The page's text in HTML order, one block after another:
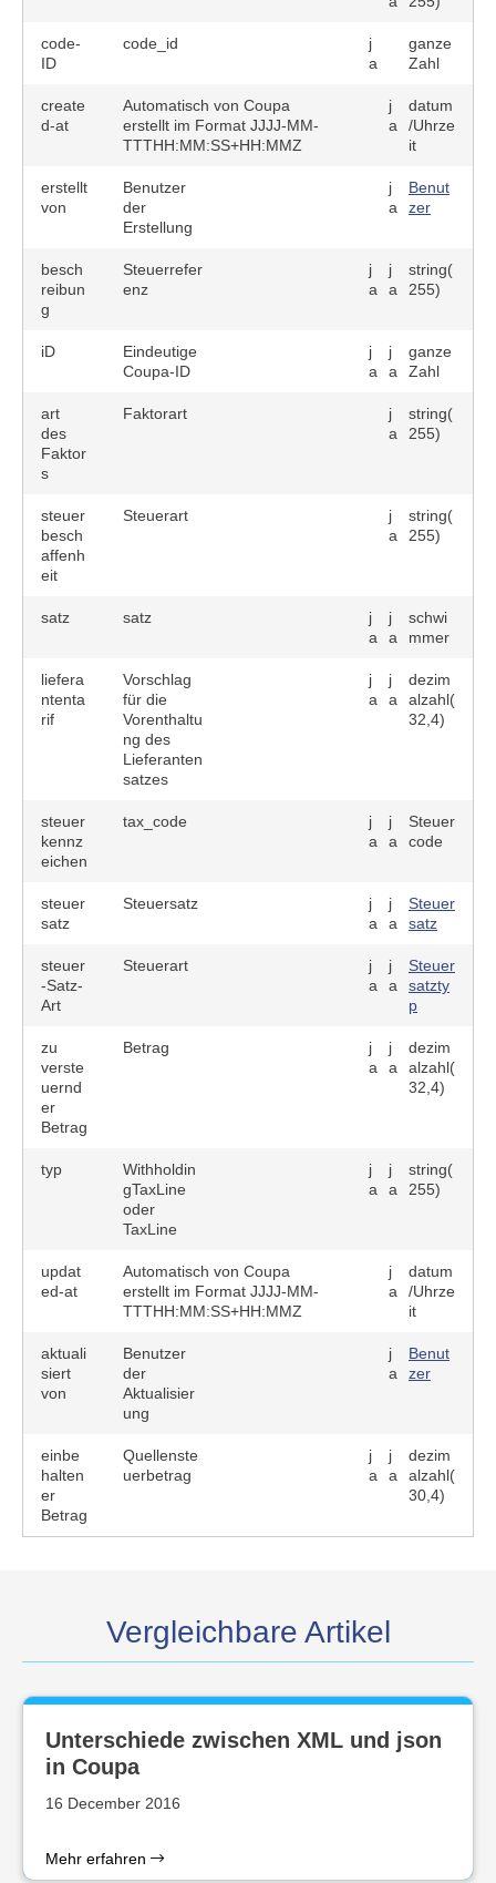
code-
ID
code_id
j
a
ganze
Zahl
create
d-at
Automatisch von Coupa
erstellt im Format JJJJ-MM-
TTTHH:MM:SS+HH:MMZ
j
a
datum
/Uhrze
it
erstellt
von
Benutzer
der
Erstellung
j
a
Benut
zer
besch
reibun
g
Steuerrefer
enz
j
a
j
a
string(
255)
iD
Eindeutige
Coupa-ID
j
a
j
a
ganze
Zahl
art
des
Faktor
s
Faktorart
j
a
string(
255)
steuer
besch
affenh
eit
Steuerart
j
a
string(
255)
satz satz
j
a
j
a
schwi
mmer
liefera
ntenta
rif
Vorschlag
für die
Vorenthaltu
ng des
Lieferanten
satzes
j
a
j
a
dezim
alzahl(
32,4)
steuer
kennz
eichen
tax_code
j
a
j
a
Steuer
code
steuer
satz
Steuersatz
j
a
j
a
Steuer
satz
steuer
-Satz-
Art
Steuerart
j
a
j
a
Steuer
satzty
p
zu
verste
uernd
er
Betrag
Betrag
j
a
j
a
dezim
alzahl(
32,4)
typ
Withholdin
gTaxLine
oder
TaxLine
j
a
j
a
string(
255)
updat
ed-at
Automatisch von Coupa
erstellt im Format JJJJ-MM-
TTTHH:MM:SS+HH:MMZ
j
a
datum
/Uhrze
it
aktuali
siert
von
Benutzer
der
Aktualisier
ung
j
a
Benut
zer
einbe
halten
er
Betrag
Quellenste
uerbetrag
j
a
j
a
dezim
alzahl(
30,4)
Vergleichbare Artikel
Unterschiede zwischen XML und json
in Coupa
16 December 2016
Mehr erfahren